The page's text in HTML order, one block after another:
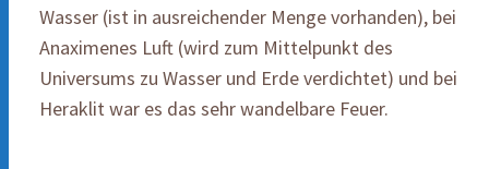
Wasser (ist in ausreichender Menge vorhanden), bei
Anaximenes Luft (wird zum Mittelpunkt des
Universums zu Wasser und Erde verdichtet) und bei
Heraklit war es das sehr wandelbare Feuer.